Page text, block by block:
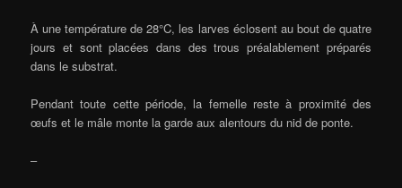
À une température de 28°C, les larves éclosent au bout de quatre
jours et sont placées dans des trous préalablement préparés
dans le substrat.
Pendant toute cette période, la femelle reste à proximité des
œufs et le mâle monte la garde aux alentours du nid de ponte.
–